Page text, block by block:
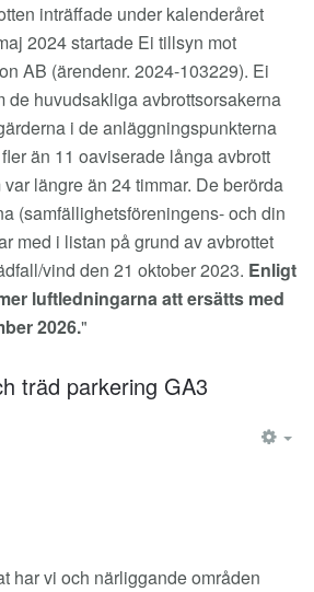
inträffade under kalenderåret
2024 startade Ei tillsyn mot
AB (ärendenr. 2024-103229). Ei
de huvudsakliga avbrottsorsakerna
i de anläggningspunkterna
än 11 oaviserade långa avbrott
längre än 24 timmar. De berörda
(samfällighetsföreningens- och din
med i listan på grund av avbrottet
vind den 21 oktober 2023. Enligt
luftledningarna att ersätts med
2026."
träd parkering GA3
har vi och närliggande områden